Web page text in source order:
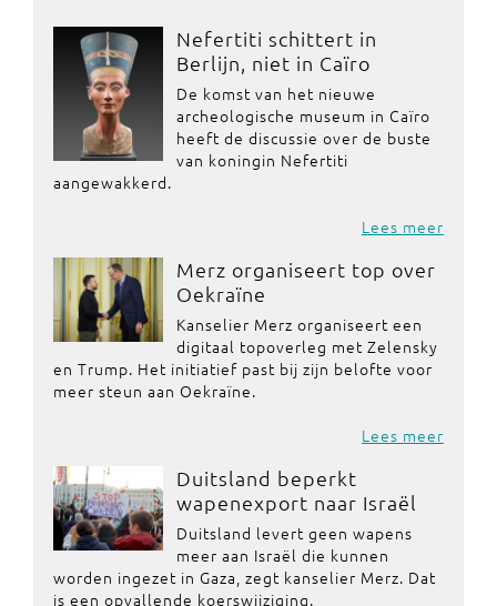
Nefertiti schittert in
Berlijn, niet in Caïro
De komst van het nieuwe
archeologische museum in Caïro
heeft de discussie over de buste
van koningin Nefertiti
aangewakkerd.
Lees meer
Merz organiseert top over
Oekraïne
Kanselier Merz organiseert een
digitaal topoverleg met Zelensky
en Trump. Het initiatief past bij zijn belofte voor
meer steun aan Oekraïne.
Lees meer
Duitsland beperkt
wapenexport naar Israël
Duitsland levert geen wapens
meer aan Israël die kunnen
worden ingezet in Gaza, zegt kanselier Merz. Dat
is een opvallende koerswijziging.